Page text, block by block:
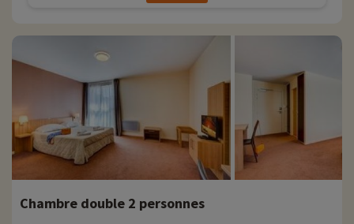
Chambre double 2 personnes